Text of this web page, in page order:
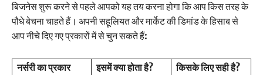
बिजनेस शुरू करने से पहले आपको यह तय करना होगा कि आप किस तरह के
पौधे बेचना चाहते हैं। अपनी सहूलियत और मार्केट की डिमांड के हिसाब से
आप नीचे दिए गए प्रकारों में से चुन सकते हैं:
नर्सरी का प्रकार इसमें क्या होता है? किसके लिए सही है?